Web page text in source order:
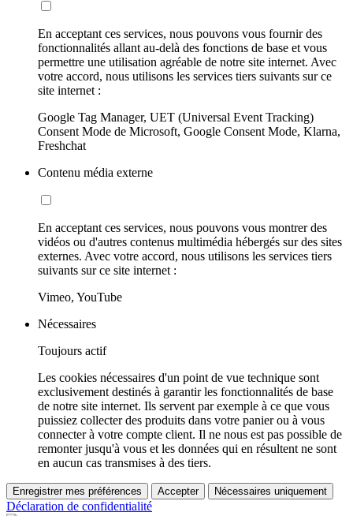
En acceptant ces services, nous pouvons vous fournir des
fonctionnalités allant au-delà des fonctions de base et vous
permettre une utilisation agréable de notre site internet. Avec
votre accord, nous utilisons les services tiers suivants sur ce
site internet :
Google Tag Manager, UET (Universal Event Tracking)
Consent Mode de Microsoft, Google Consent Mode, Klarna,
Freshchat
Contenu média externe
En acceptant ces services, nous pouvons vous montrer des
vidéos ou d'autres contenus multimédia hébergés sur des sites
externes. Avec votre accord, nous utilisons les services tiers
suivants sur ce site internet :
Vimeo, YouTube
Nécessaires
Toujours actif
Les cookies nécessaires d'un point de vue technique sont
exclusivement destinés à garantir les fonctionnalités de base
de notre site internet. Ils servent par exemple à ce que vous
puissiez collecter des produits dans votre panier ou à vous
connecter à votre compte client. Il ne nous est pas possible de
remonter jusqu'à vous et les données qui en résultent ne sont
en aucun cas transmises à des tiers.
Enregistrer mes préférences Accepter Nécessaires uniquement
Déclaration de confidentialité